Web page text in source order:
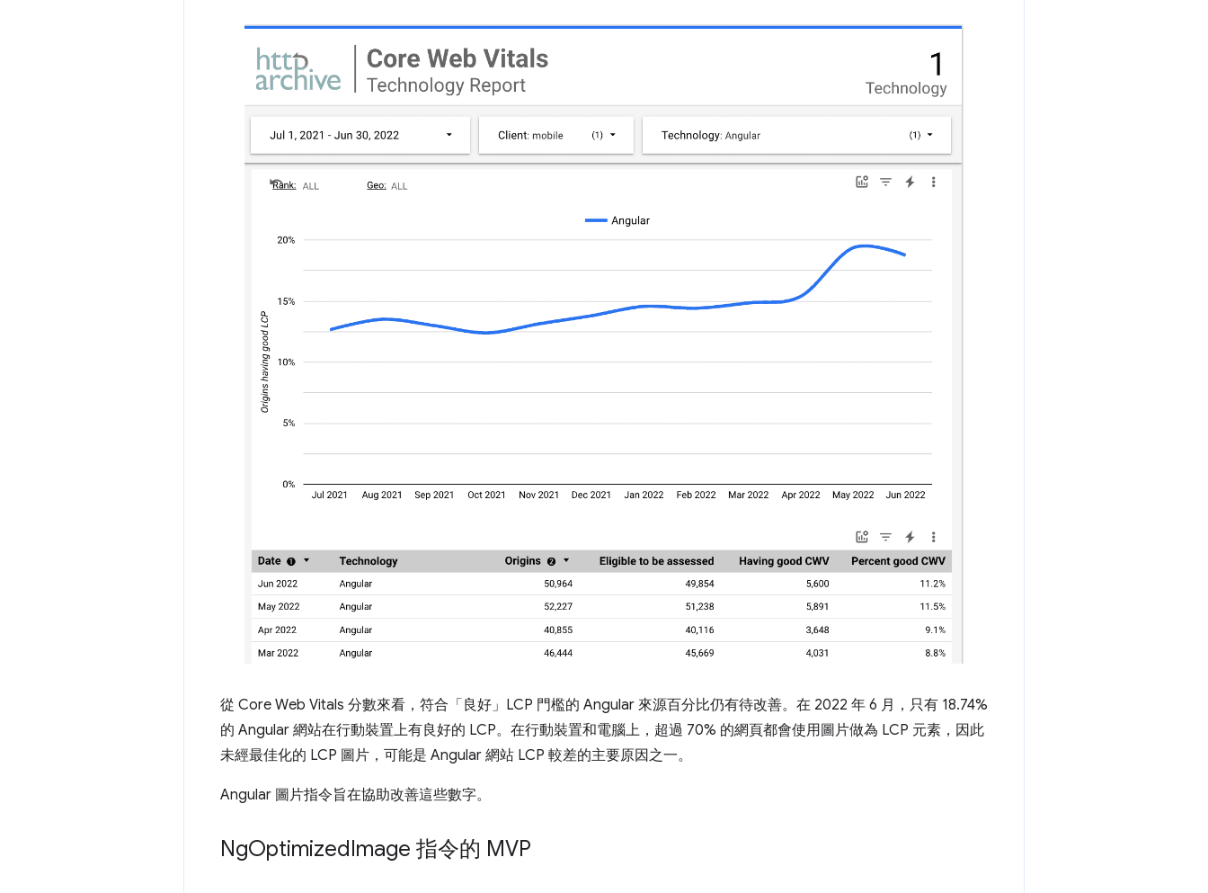
從 Core Web Vitals 分數來看，符合「良好」LCP 門檻的 Angular 來源百分比仍有待改善。在 2022 年 6 月，只有 18.74%
的 Angular 網站在行動裝置上有良好的 LCP。在行動裝置和電腦上，超過 70% 的網頁都會使用圖片做為 LCP 元素，因此
未經最佳化的 LCP 圖片，可能是 Angular 網站 LCP 較差的主要原因之一。
Angular 圖片指令旨在協助改善這些數字。
NgOptimizedImage 指令的 MVP